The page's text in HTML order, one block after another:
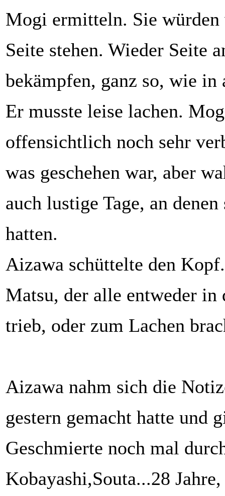
Mogi ermitteln. Sie würden
Seite stehen. Wieder Seite
bekämpfen, ganz so, wie in
Er musste leise lachen.
offensichtlich noch sehr
was geschehen war, aber
auch lustige Tage, an
hatten.
Aizawa schüttelte den
Matsu, der alle entweder
trieb, oder zum Lachen
Aizawa nahm sich die
gestern gemacht hatte und
Geschmierte noch mal
Kobayashi,Souta...28